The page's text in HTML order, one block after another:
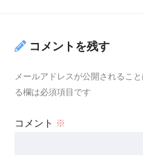
コメントを残す
メールアドレスが公開されること
る欄は必須項目です
コメント ※